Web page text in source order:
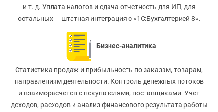
и т. д. Уплата налогов и сдача отчетность для ИП, для
остальных — штатная интеграция с «1С:Бухгалтерией 8».
Бизнес-аналитика
Статистика продаж и прибыльность по заказам, товарам,
направлениям деятельности. Контроль денежных потоков
и взаиморасчетов с покупателями, поставщиками. Учет
доходов, расходов и анализ финансового результата работы